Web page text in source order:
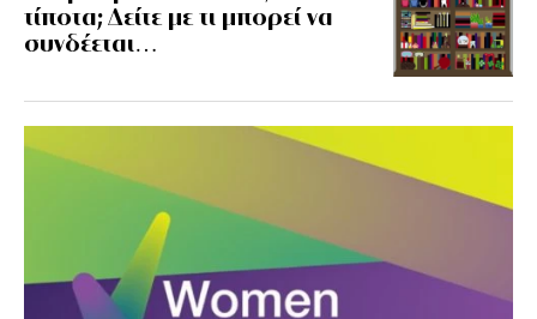
τίποτα; Δείτε με τι μπορεί να
συνδέεται…